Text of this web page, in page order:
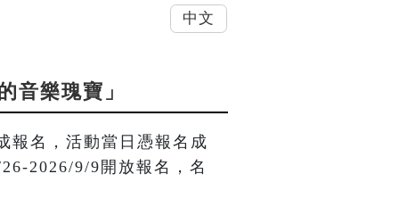
音樂瑰寶」
報名，活動當日憑報名成
2026/9/9開放報名，名